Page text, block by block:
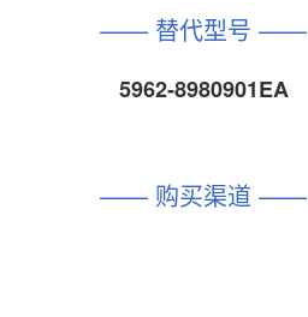
—— 替代型号 ——
5962-8980901EA
—— 购买渠道 ——